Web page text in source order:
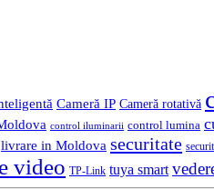
Cameră IP Cameră rotativă
control iluminarii control lumina
livrare in Moldova securitate
video TP-Link tuya smart